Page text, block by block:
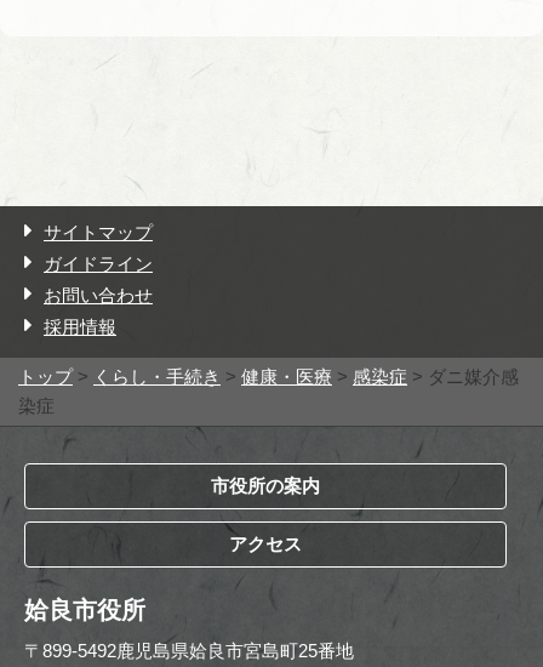
サイトマップ
ガイドライン
お問い合わせ
採用情報
トップ> くらし・手続き > 健康・医療 > 感染症 > ダニ媒介感
染症
市役所の案内
アクセス
姶良市役所
〒899-5492鹿児島県姶良市宮島町25番地